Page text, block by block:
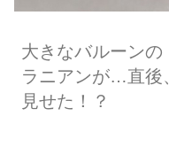
大きなバルーンの
ラニアンが…直後
見せた！？